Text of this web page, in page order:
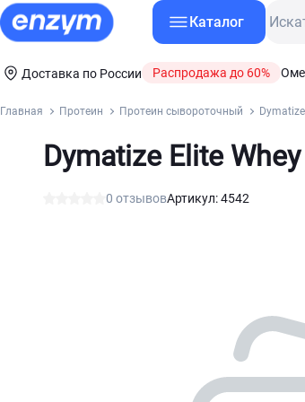
Каталог
Доставка по России Распродажа до 60%
Главная Протеин Протеин сывороточный
Dymatize Elite
0 отзывовАртикул: 4542